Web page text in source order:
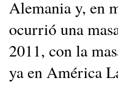
Alemania y, en
ocurrió una
2011, con la
ya en América